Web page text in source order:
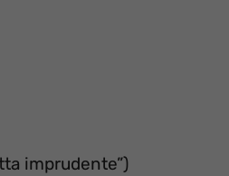
imprudente”)